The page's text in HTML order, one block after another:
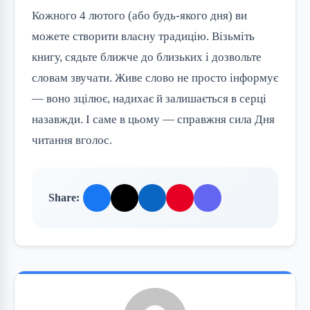
Кожного 4 лютого (або будь-якого дня) ви
можете створити власну традицію. Візьміть
книгу, сядьте ближче до близьких і дозвольте
словам звучати. Живе слово не просто інформує
— воно зцілює, надихає й залишається в серці
назавжди. І саме в цьому — справжня сила Дня
читання вголос.
Share: